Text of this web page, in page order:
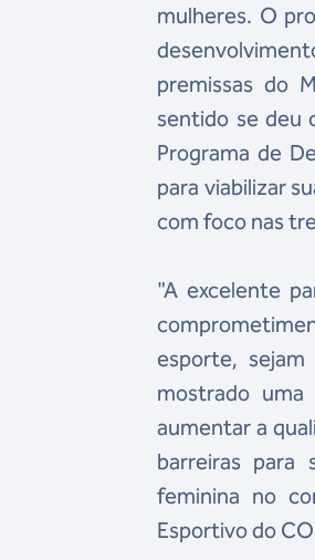
mulheres. O
premissas do
sentido se deu
Programa de
para viabilizar
com foco nas
"A excelente
esporte,
mostrado
aumentar a
barreiras para
feminina no
Esportivo do